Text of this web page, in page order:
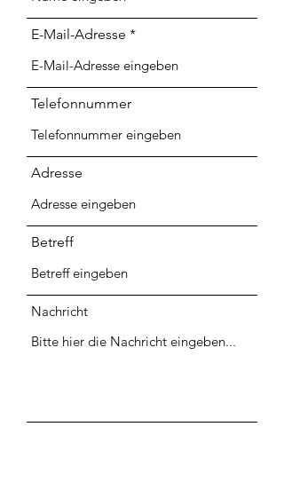
E-Mail-Adresse
Telefonnummer
Adresse
Betreff
Nachricht